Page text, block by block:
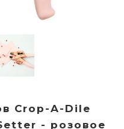
Crop-A-Dile
- розовое